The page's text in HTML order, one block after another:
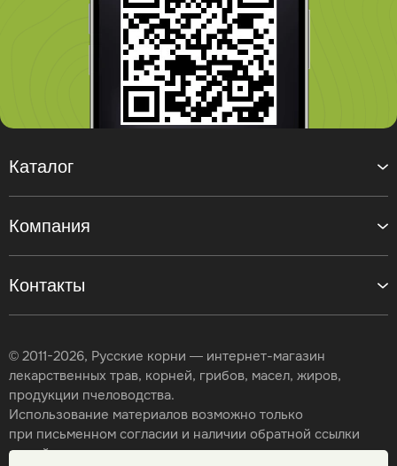
Контакты
Каталог
Компания
© 2011-2026, Русские корни — интернет-магазин
лекарственных трав, корней, грибов, масел, жиров,
продукции пчеловодства.
Использование материалов возможно только
при письменном согласии и наличии обратной ссылки
на сайт.